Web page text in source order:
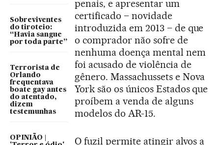
Sobreviventes
do tiroteio:
“Havia sangue
por toda parte”
Terrorista de
Orlando
frequentava
boate gay antes
do atentado,
dizem
testemunhas
OPINIÃO |
penais, e apresentar um
certificado – novidade
introduzida em 2013 – de que
o comprador não sofre de
nenhuma doença mental nem
foi acusado de violência de
gênero. Massachussets e Nova
York são os únicos Estados que
proíbem a venda de alguns
modelos do AR-15.
O fuzil permite atingir alvos a